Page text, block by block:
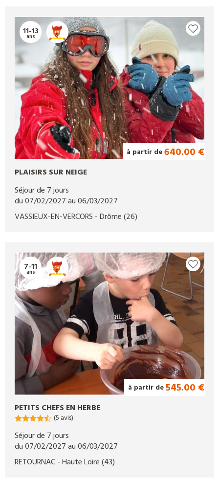
11-13
ans
à partir de640.00 €
PLAISIRS SUR NEIGE
Séjour de 7 jours
du 07/02/2027 au 06/03/2027
VASSIEUX-EN-VERCORS - Drôme(26)
7-11
ans
à partir de545.00 €
PETITS CHEFS EN HERBE
(5 avis)
Séjour de 7 jours
du 07/02/2027 au 06/03/2027
RETOURNAC- Haute Loire(43)